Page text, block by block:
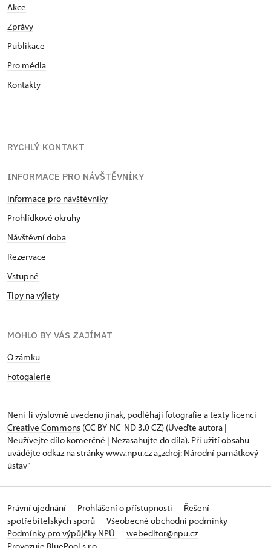
Akce
Zprávy
Publikace
Pro média
Kontakty
RYCHLÝ KONTAKT
INFORMACE PRO NÁVŠTĚVNÍKY
Informace pro návštěvníky
Prohlídkové okruhy
Návštěvní doba
Rezervace
Vstupné
Tipy na výlety
MOHLO BY VÁS ZAJÍMAT
O zámku
Fotogalerie
Není-li výslovně uvedeno jinak, podléhají fotografie a texty licenci
Creative Commons (CC BY-NC-ND 3.0 CZ) (Uveďte autora |
Neužívejte dílo komerčně | Nezasahujte do díla). Při užití obsahu
uvádějte odkaz na stránky www.npu.cz a „zdroj: Národní památkový
ústav“
Právní ujednání Prohlášení o přístupnosti
Řešení
spotřebitelských sporů
Všeobecné obchodní podmínky
Podmínky pro výpůjčky NPÚ
webeditor@npu.cz
Provozuje BluePool s.r.o.